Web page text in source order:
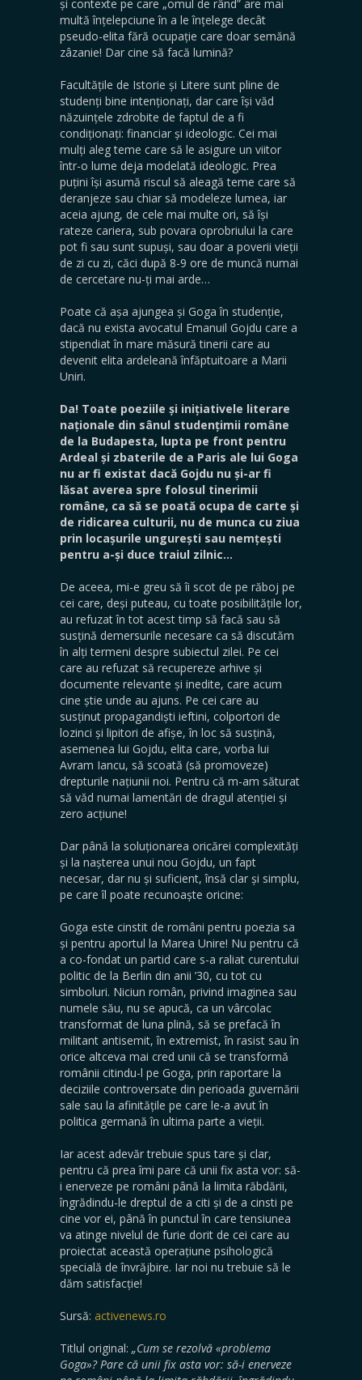
și contexte pe care „omul de rând” are mai
multă înțelepciune în a le înțelege decât
pseudo-elita fără ocupație care doar semănă
zâzanie! Dar cine să facă lumină?
Facultățile de Istorie și Litere sunt pline de
studenți bine intenționați, dar care își văd
năzuințele zdrobite de faptul de a fi
condiționați: financiar și ideologic. Cei mai
mulți aleg teme care să le asigure un viitor
într-o lume deja modelată ideologic. Prea
puțini își asumă riscul să aleagă teme care să
deranjeze sau chiar să modeleze lumea, iar
aceia ajung, de cele mai multe ori, să își
rateze cariera, sub povara oprobriului la care
pot fi sau sunt supuși, sau doar a poverii vieții
de zi cu zi, căci după 8-9 ore de muncă numai
de cercetare nu-ți mai arde…
Poate că așa ajungea și Goga în studenție,
dacă nu exista avocatul Emanuil Gojdu care a
stipendiat în mare măsură tinerii care au
devenit elita ardeleană înfăptuitoare a Marii
Uniri.
Da! Toate poeziile și inițiativele literare
naționale din sânul studențimii române
de la Budapesta, lupta pe front pentru
Ardeal și zbaterile de a Paris ale lui Goga
nu ar fi existat dacă Gojdu nu și-ar fi
lăsat averea spre folosul tinerimii
române, ca să se poată ocupa de carte și
de ridicarea culturii, nu de munca cu ziua
prin locașurile ungurești sau nemțești
pentru a-și duce traiul zilnic…
De aceea, mi-e greu să îi scot de pe răboj pe
cei care, deși puteau, cu toate posibilitățile lor,
au refuzat în tot acest timp să facă sau să
susțină demersurile necesare ca să discutăm
în alți termeni despre subiectul zilei. Pe cei
care au refuzat să recupereze arhive și
documente relevante și inedite, care acum
cine știe unde au ajuns. Pe cei care au
susținut propagandiști ieftini, colportori de
lozinci și lipitori de afișe, în loc să susțină,
asemenea lui Gojdu, elita care, vorba lui
Avram Iancu, să scoată (să promoveze)
drepturile națiunii noi. Pentru că m-am săturat
să văd numai lamentări de dragul atenției și
zero acțiune!
Dar până la soluționarea oricărei complexități
și la nașterea unui nou Gojdu, un fapt
necesar, dar nu și suficient, însă clar și simplu,
pe care îl poate recunoaște oricine:
Goga este cinstit de români pentru poezia sa
și pentru aportul la Marea Unire! Nu pentru că
a co-fondat un partid care s-a raliat curentului
politic de la Berlin din anii ’30, cu tot cu
simboluri. Niciun român, privind imaginea sau
numele său, nu se apucă, ca un vârcolac
transformat de luna plină, să se prefacă în
militant antisemit, în extremist, în rasist sau în
orice altceva mai cred unii că se transformă
românii citindu-l pe Goga, prin raportare la
deciziile controversate din perioada guvernării
sale sau la afinitățile pe care le-a avut în
politica germană în ultima parte a vieții.
Iar acest adevăr trebuie spus tare și clar,
pentru că prea îmi pare că unii fix asta vor: să-
i enerveze pe români până la limita răbdării,
îngrădindu-le dreptul de a citi și de a cinsti pe
cine vor ei, până în punctul în care tensiunea
va atinge nivelul de furie dorit de cei care au
proiectat această operațiune psihologică
specială de învrăjbire. Iar noi nu trebuie să le
dăm satisfacție!
Sursă: activenews.ro
Titlul original: „Cum se rezolvă «problema
Goga»? Pare că unii fix asta vor: să-i enerveze